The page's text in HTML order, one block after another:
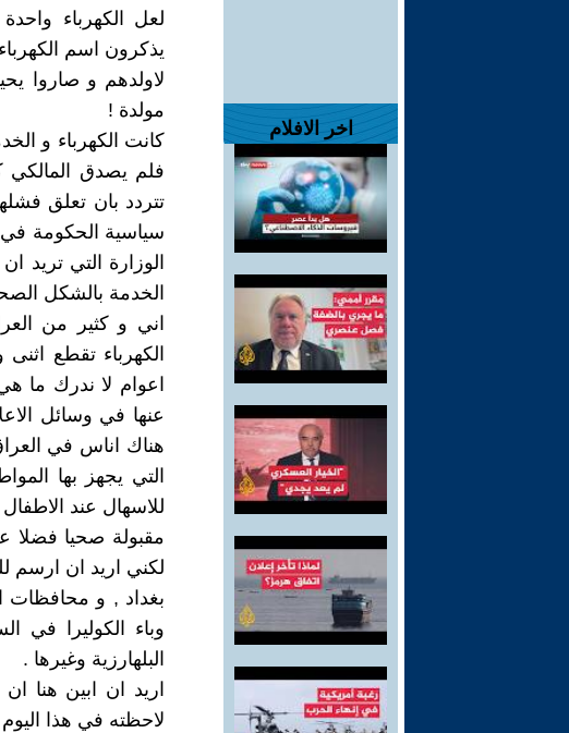
اخر الافلام
لعل الكهرباء
يذكرون اسم
لاولدهم و صاروا
مولدة !
كانت الكهرباء و
فلم يصدق المالكي
تتردد بان تعلق
سياسية الحكومة في
الوزارة التي تريد
الخدمة بالشكل
اني و كثير من
الكهرباء تقطع
اعوام لا ندرك ما
عنها في وسائل
هناك اناس في
التي يجهز بها
للاسهال عند
مقبولة صحيا فضلا
لكني اريد ان ارسم
بغداد , و
وباء الكوليرا في
البلهارزية وغيرها .
اريد ان ابين هنا
لاحظته في هذا